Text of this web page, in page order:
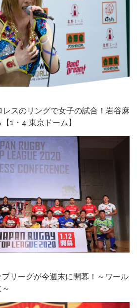
スのリングで女子の試合！岩谷麻
1・4 東京ドーム】
リーグが今週末に開幕！～ワール